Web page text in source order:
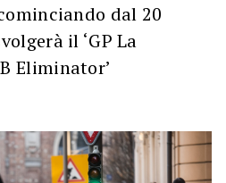
dal 20
il ‘GP La
Eliminator’